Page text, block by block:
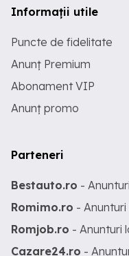
Informații utile
Puncte de fidelitate
Anunț Premium
Abonament VIP
Anunț promo
Parteneri
Bestauto.ro -
Romimo.ro -
Romjob.ro - Anunturi
Cazare24.ro -